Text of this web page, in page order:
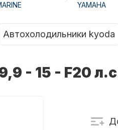
YAMAHA
Автохолодильники kyoda
- 15 - F20